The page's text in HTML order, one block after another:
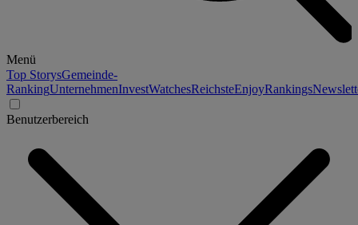
Menü
Top StorysGemeinde-
RankingUnternehmenInvestWatchesReichsteEnjoyRankings
Benutzerbereich